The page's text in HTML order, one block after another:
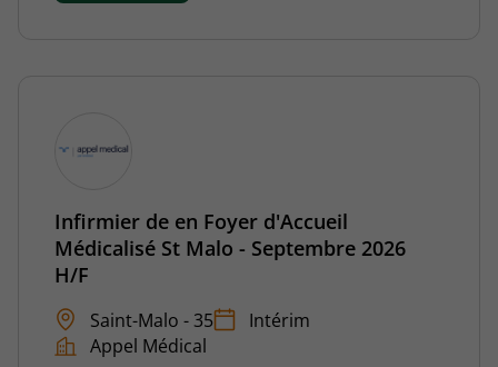
Infirmier de en Foyer d'Accueil
Médicalisé St Malo - Septembre 2026
H/F
Saint-Malo - 35
Intérim
Appel Médical